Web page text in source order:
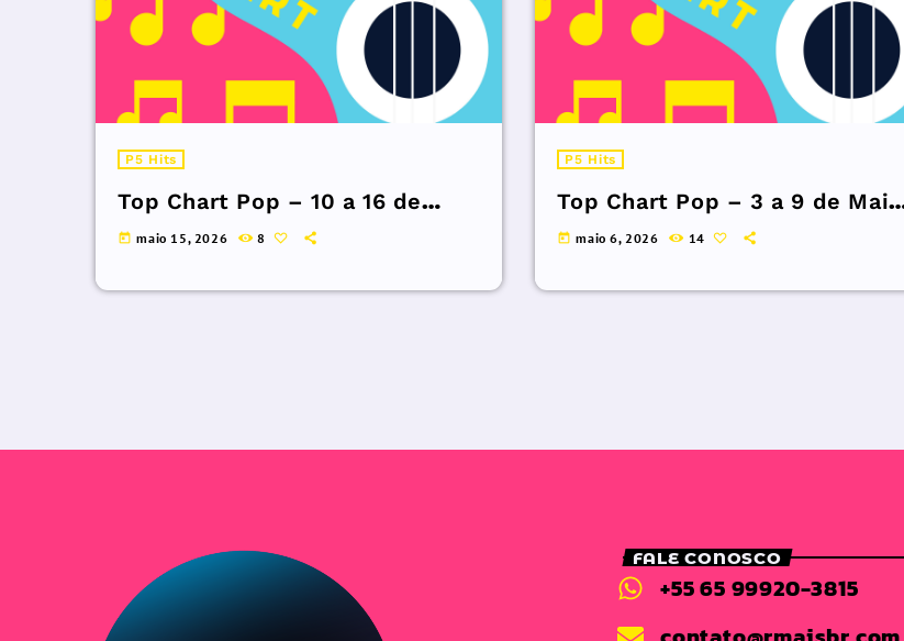
P5 Hits
Top Chart Pop – 10 a 16 de
maio de 2026.
today maio 15, 2026 8
P5 Hits
Top Chart Pop – 3 a 9 de Maio
de 2026.
today maio 6, 2026 14
FALE CONOSCO
+55 65 99920-3815